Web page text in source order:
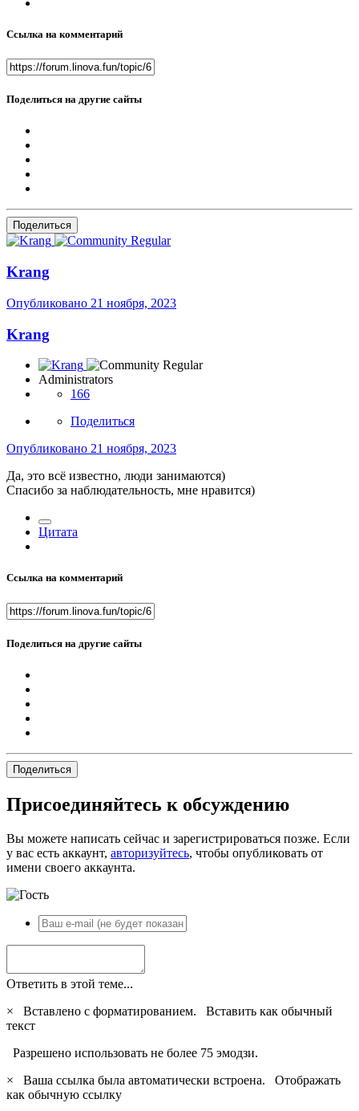
Ссылка на комментарий
Поделиться на другие сайты
Поделиться
Krang
Опубликовано 21 ноября, 2023
Krang
Administrators
166
Поделиться
Опубликовано 21 ноября, 2023
Да, это всё известно, люди занимаются)
Спасибо за наблюдательность, мне нравится)
Цитата
Ссылка на комментарий
Поделиться на другие сайты
Поделиться
Присоединяйтесь к обсуждению
Вы можете написать сейчас и зарегистрироваться позже. Если
у вас есть аккаунт, авторизуйтесь, чтобы опубликовать от
имени своего аккаунта.
Ответить в этой теме...
×
Вставлено с форматированием. Вставить как обычный
текст
Разрешено использовать не более 75 эмодзи.
×
Ваша ссылка была автоматически встроена. Отображать
как обычную ссылку